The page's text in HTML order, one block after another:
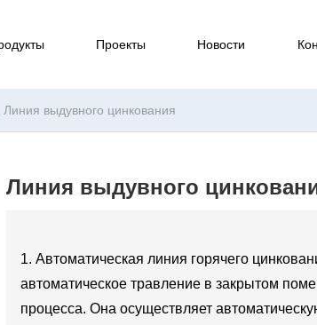
Проекты Новости
Линия выдувного цинкования
Линия выдувного
1. Автоматическая линия горячего
автоматическое травление в закрытом
процесса. Она осуществляет